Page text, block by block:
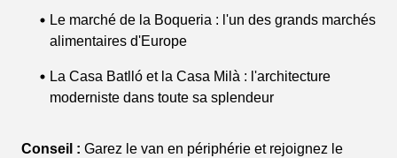
Le marché de la Boqueria : l'un des grands marchés
alimentaires d'Europe
La Casa Batlló et la Casa Milà : l'architecture
moderniste dans toute sa splendeur
Conseil : Garez le van en périphérie et rejoignez le